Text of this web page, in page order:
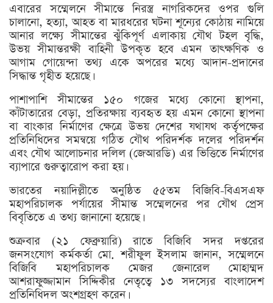
এবারের সম্মেলনে সীমান্তে নিরস্ত্র নাগরিকদের ওপর গুলি
চালানো, হত্যা, আহত বা মারধরের ঘটনা শূন্যের কোঠায় নামিয়ে
আনার লক্ষ্যে সীমান্তের ঝুঁকিপূর্ণ এলাকায় যৌথ টহল বৃদ্ধি,
উভয় সীমান্তরক্ষী বাহিনী উপকৃত হবে এমন তাৎক্ষণিক ও
আগাম গোয়েন্দা তথ্য একে অপরের মধ্যে আদান-প্রদানের
সিদ্ধান্ত গৃহীত হয়েছে।
পাশাপাশি সীমান্তের ১৫০ গজের মধ্যে কোনো স্থাপনা,
কাঁটাতারের বেড়া, প্রতিরক্ষায় ব্যবহৃত হয় এমন কোনো স্থাপনা
বা বাংকার নির্মাণের ক্ষেত্রে উভয় দেশের যথাযথ কর্তৃপক্ষের
প্রতিনিধিদের সমন্বয়ে গঠিত যৌথ পরিদর্শক দলের পরিদর্শন
এবং যৌথ আলোচনার দলিল (জেআরডি) এর ভিত্তিতে নির্মাণের
ব্যাপারে গুরুত্বারোপ করা হয়।
ভারতের নয়াদিল্লীতে অনুষ্ঠিত ৫৫তম বিজিবি-বিএসএফ
মহাপরিচালক পর্যায়ের সীমান্ত সম্মেলনের পর যৌথ প্রেস
বিবৃতিতে এ তথ্য জানানো হয়েছে।
শুক্রবার (২১ ফেব্রুয়ারি) রাতে বিজিবি সদর দপ্তরের
জনসংযোগ কর্মকর্তা মো. শরীফুল ইসলাম জানান, সম্মেলনে
বিজিবি মহাপরিচালক মেজর জেনারেল মোহাম্মদ
আশরাফুজ্জামান সিদ্দিকীর নেতৃত্বে ১৩ সদস্যের বাংলাদেশ
প্রতিনিধিদল অংশগ্রহণ করেন।